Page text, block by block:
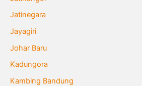
Jatinegara
Jayagiri
Johar Baru
Kadungora
Kambing Bandung